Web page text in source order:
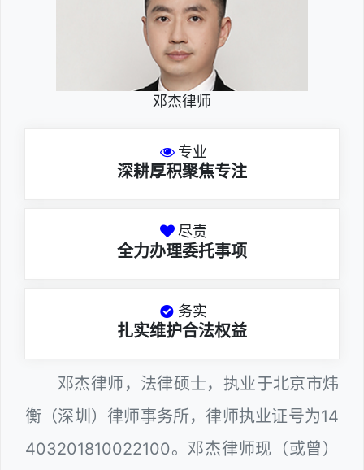
邓杰律师
专业
深耕厚积聚焦专注
尽责
全力办理委托事项
务实
扎实维护合法权益
邓杰律师，法律硕士，执业于北京市炜
衡（深圳）律师事务所，律师执业证号为14
403201810022100。邓杰律师现（或曾）